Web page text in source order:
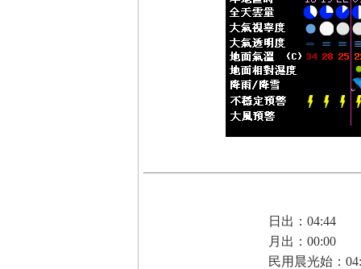
日出：04:44
月出：00:00
民用晨光始：